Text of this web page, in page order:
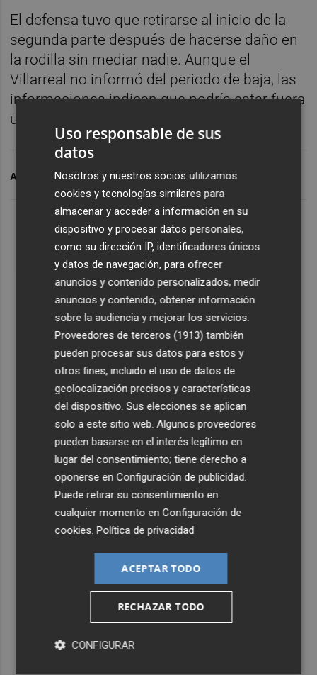
El defensa tuvo que retirarse al inicio de la
segunda parte después de hacerse daño en
la rodilla sin mediar nadie. Aunque el
Villarreal no informó del periodo de baja, las
informaciones indican que podría estar fuera
unos dos meses.
ARCHIVADO EN JUAN FOYTH VILLAR
Uso responsable de sus
datos
Nosotros y nuestros socios utilizamos
cookies y tecnologías similares para
almacenar y acceder a información en su
dispositivo y procesar datos personales,
como su dirección IP, identificadores únicos
y datos de navegación, para ofrecer
anuncios y contenido personalizados, medir
anuncios y contenido, obtener información
sobre la audiencia y mejorar los servicios.
Proveedores de terceros (1913) también
pueden procesar sus datos para estos y
otros fines, incluido el uso de datos de
geolocalización precisos y características
del dispositivo. Sus elecciones se aplican
solo a este sitio web. Algunos proveedores
pueden basarse en el interés legítimo en
lugar del consentimiento; tiene derecho a
oponerse enConfiguración de publicidad
Puede retirar su consentimiento en
cualquier momento enConfiguración de
cookies .Política de privacidad
ACEPTAR TODO
RECHAZAR TODO
CONFIGURAR